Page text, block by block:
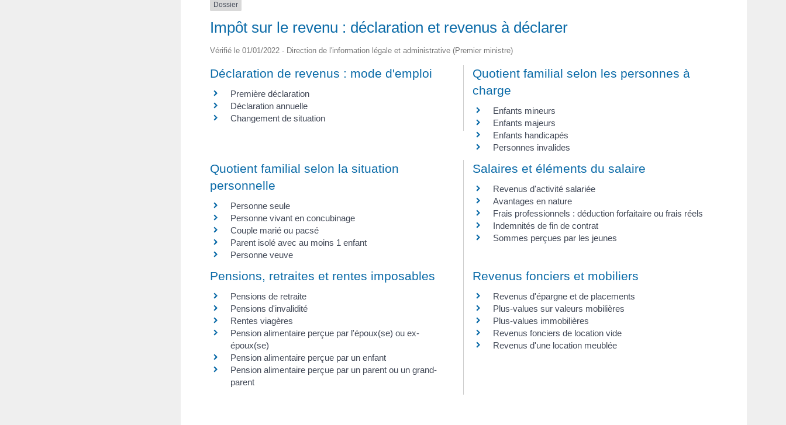
Dossier
Impôt sur le revenu : déclaration et revenus à déclarer
Vérifié le 01/01/2022 - Direction de l'information légale et administrative (Premier ministre)
Déclaration de revenus : mode d'emploi
Première déclaration
Déclaration annuelle
Changement de situation
Quotient familial selon les personnes à
charge
Enfants mineurs
Enfants majeurs
Enfants handicapés
Personnes invalides
Quotient familial selon la situation
personnelle
Personne seule
Personne vivant en concubinage
Couple marié ou pacsé
Parent isolé avec au moins 1 enfant
Personne veuve
Salaires et éléments du salaire
Revenus d'activité salariée
Avantages en nature
Frais professionnels : déduction forfaitaire ou frais réels
Indemnités de fin de contrat
Sommes perçues par les jeunes
Pensions, retraites et rentes imposables
Pensions de retraite
Pensions d'invalidité
Rentes viagères
Pension alimentaire perçue par l'époux(se) ou ex-
époux(se)
Pension alimentaire perçue par un enfant
Pension alimentaire perçue par un parent ou un grand-
parent
Revenus fonciers et mobiliers
Revenus d'épargne et de placements
Plus-values sur valeurs mobilières
Plus-values immobilières
Revenus fonciers de location vide
Revenus d'une location meublée